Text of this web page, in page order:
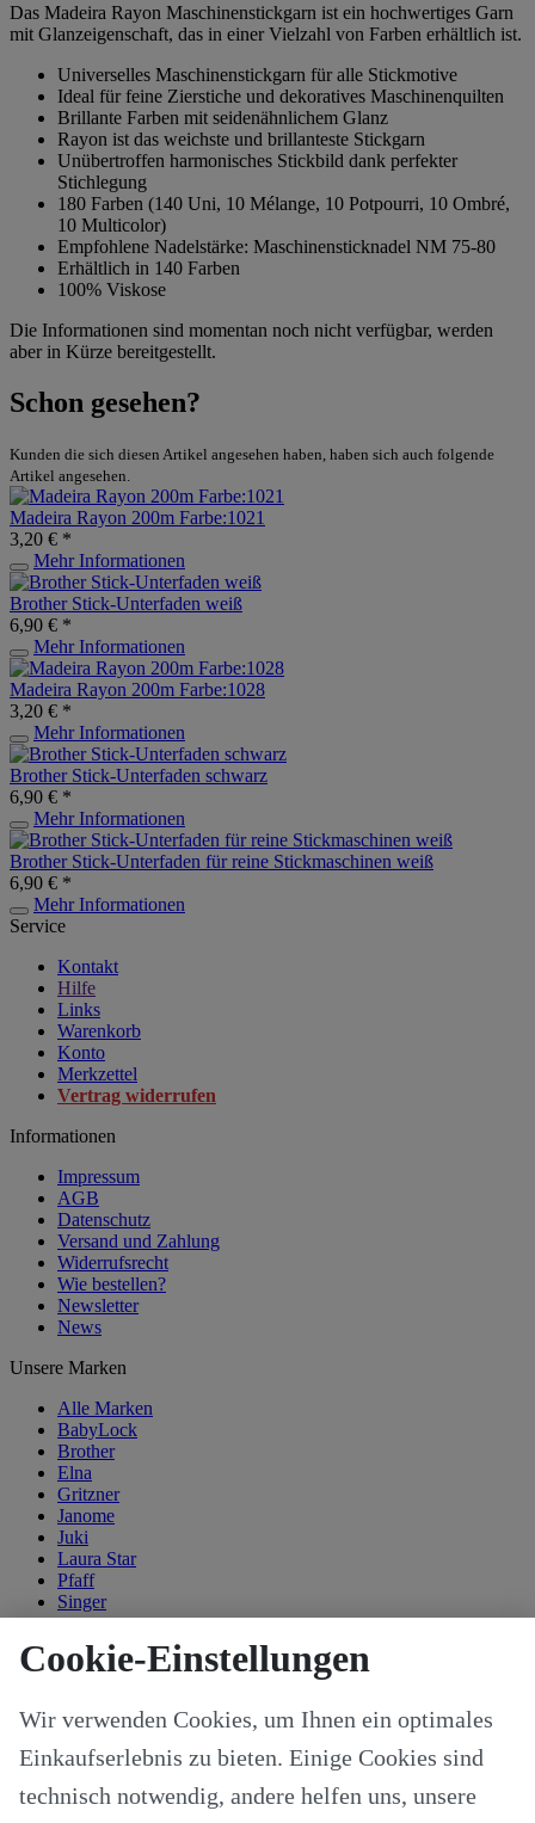
Das Madeira Rayon Maschinenstickgarn ist ein hochwertiges Garn
mit Glanzeigenschaft, das in einer Vielzahl von Farben erhältlich ist.
Universelles Maschinenstickgarn für alle Stickmotive
Ideal für feine Zierstiche und dekoratives Maschinenquilten
Brillante Farben mit seidenähnlichem Glanz
Rayon ist das weichste und brillanteste Stickgarn
Unübertroffen harmonisches Stickbild dank perfekter
Stichlegung
180 Farben (140 Uni, 10 Mélange, 10 Potpourri, 10 Ombré,
10 Multicolor)
Empfohlene Nadelstärke: Maschinensticknadel NM 75-80
Erhältlich in 140 Farben
100% Viskose
Die Informationen sind momentan noch nicht verfügbar, werden
aber in Kürze bereitgestellt.
Schon gesehen?
Kunden die sich diesen Artikel angesehen haben, haben sich auch folgende
Artikel angesehen.
Madeira Rayon 200m Farbe:1021
3,20 € *
Mehr Informationen
Brother Stick-Unterfaden weiß
6,90 € *
Mehr Informationen
Madeira Rayon 200m Farbe:1028
3,20 € *
Mehr Informationen
Brother Stick-Unterfaden schwarz
6,90 € *
Mehr Informationen
Brother Stick-Unterfaden für reine Stickmaschinen weiß
6,90 € *
Mehr Informationen
Service
Kontakt
Hilfe
Links
Warenkorb
Konto
Merkzettel
Vertrag widerrufen
Informationen
Impressum
AGB
Datenschutz
Versand und Zahlung
Widerrufsrecht
Wie bestellen?
Newsletter
News
Unsere Marken
Alle Marken
BabyLock
Brother
Elna
Gritzner
Janome
Juki
Laura Star
Pfaff
Singer
Kategorien
Nähzubehör
Ersatzteile
Stricken und Häkeln
Schneideplotter und Zubehör
Cookie-Einstellungen
Wir verwenden Cookies, um Ihnen ein optimales
Einkaufserlebnis zu bieten. Einige Cookies sind
technisch notwendig, andere helfen uns, unsere